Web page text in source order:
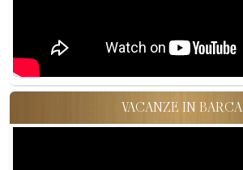
VACANZE IN BARCA